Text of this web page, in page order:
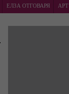
ЕЛЗА ОТГОВАРЯ
АРТ